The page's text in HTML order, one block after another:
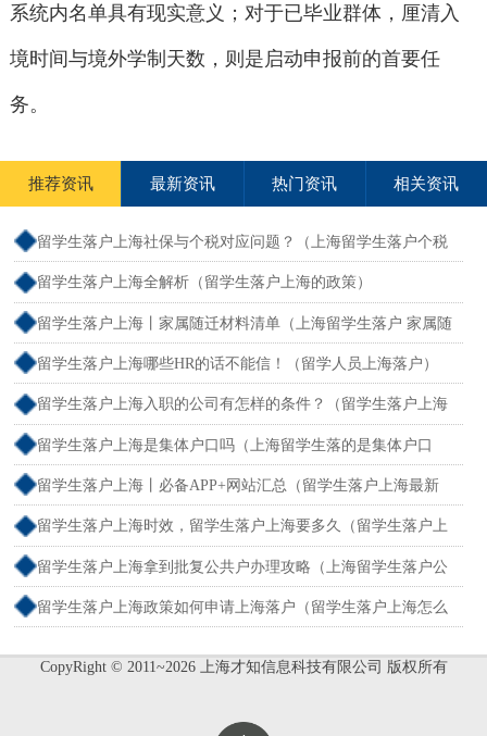
系统内名单具有现实意义；对于已毕业群体，厘清入
境时间与境外学制天数，则是启动申报前的首要任
务。
推荐资讯 最新资讯 热门资讯 相关资讯
留学生落户上海社保与个税对应问题？（上海留学生落户个税
和社保不一致）
留学生落户上海全解析（留学生落户上海的政策）
留学生落户上海丨家属随迁材料清单（上海留学生落户 家属随
迁）
留学生落户上海哪些HR的话不能信！（留学人员上海落户）
留学生落户上海入职的公司有怎样的条件？（留学生落户上海
单位要求）
留学生落户上海是集体户口吗（上海留学生落的是集体户口
么）
留学生落户上海丨必备APP+网站汇总（留学生落户上海最新
流程）
留学生落户上海时效，留学生落户上海要多久（留学生落户上
海最快多久）
留学生落户上海拿到批复公共户办理攻略（上海留学生落户公
函）
留学生落户上海政策如何申请上海落户（留学生落户上海怎么
CopyRight © 2011~2026 上海才知信息科技有限公司 版权所有